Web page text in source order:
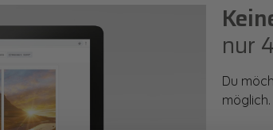
nur
Du
möglich.